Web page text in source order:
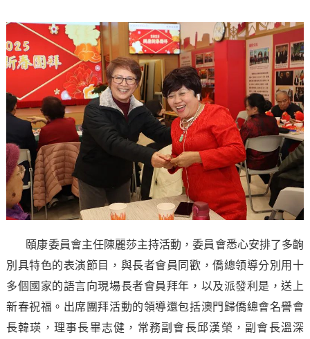
頤康委員會主任陳麗莎主持活動，委員會悉心安排了多齣
別具特色的表演節目，與長者會員同歡，僑總領導分別用十
多個國家的語言向現場長者會員拜年，以及派發利是，送上
新春祝福。出席團拜活動的領導還包括澳門歸僑總會名譽會
長韓瑛，理事長畢志健，常務副會長邱漢榮，副會長溫深